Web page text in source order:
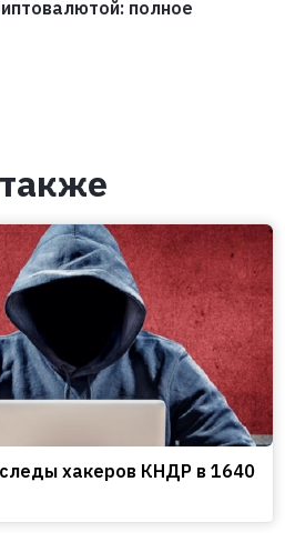
полное
хакеров КНДР в 1640